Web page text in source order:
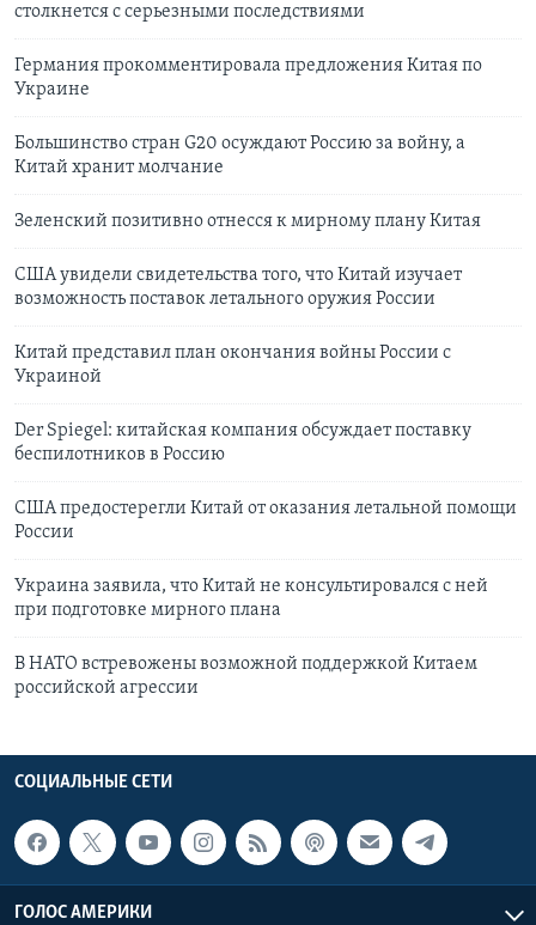
столкнется с серьезными последствиями
Германия прокомментировала предложения Китая по
Украине
Большинство стран G20 осуждают Россию за войну, а
Китай хранит молчание
Зеленский позитивно отнесся к мирному плану Китая
США увидели свидетельства того, что Китай изучает
возможность поставок летального оружия России
Китай представил план окончания войны России с
Украиной
Der Spiegel: китайская компания обсуждает поставку
беспилотников в Россию
США предостерегли Китай от оказания летальной помощи
России
Украина заявила, что Китай не консультировался с ней
при подготовке мирного плана
В НАТО встревожены возможной поддержкой Китаем
российской агрессии
СОЦИАЛЬНЫЕ СЕТИ
ГОЛОС АМЕРИКИ